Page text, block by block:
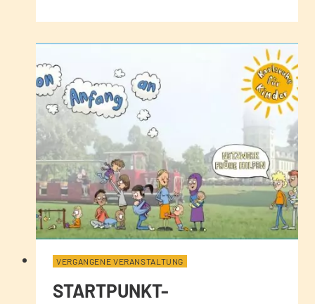
VERGANGENE VERANSTALTUNG
STARTPUNKT-